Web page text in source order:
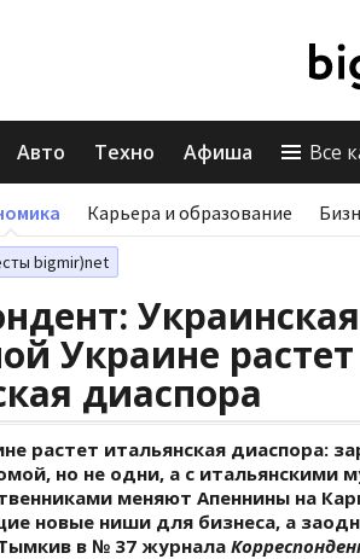
Авто Техно Афиша Все
Карьера и образование
bigmir)net
Украине растет
диаспора
растет итальянская диаспора:
но не одни, а с итальянскими
меняют Апеннины на
новые ниши для бизнеса, а
в № 37 журнала